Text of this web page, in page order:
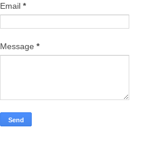
Email *
Message *